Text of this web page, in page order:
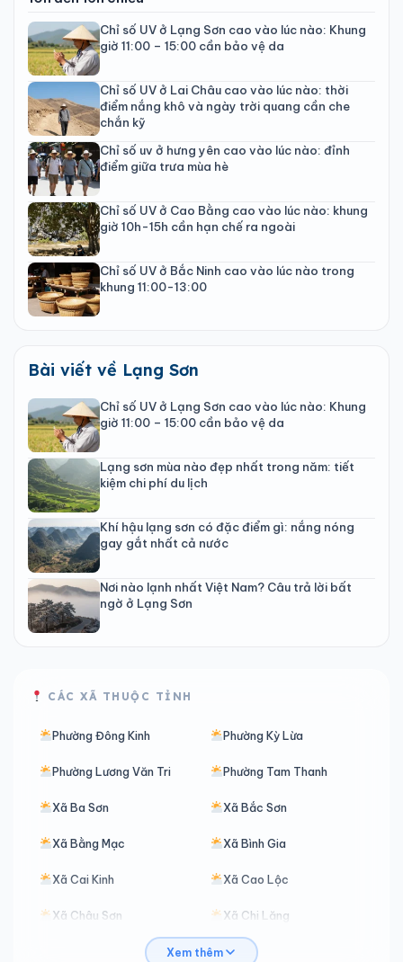
Chỉ số UV ở Lạng Sơn cao vào lúc nào: Khung
giờ 11:00 – 15:00 cần bảo vệ da
Chỉ số UV ở Lai Châu cao vào lúc nào: thời
điểm nắng khô và ngày trời quang cần che
chắn kỹ
Chỉ số uv ở hưng yên cao vào lúc nào: đỉnh
điểm giữa trưa mùa hè
Chỉ số UV ở Cao Bằng cao vào lúc nào: khung
giờ 10h-15h cần hạn chế ra ngoài
Chỉ số UV ở Bắc Ninh cao vào lúc nào trong
khung 11:00-13:00
Bài viết về Lạng Sơn
Chỉ số UV ở Lạng Sơn cao vào lúc nào: Khung
giờ 11:00 – 15:00 cần bảo vệ da
Lạng sơn mùa nào đẹp nhất trong năm: tiết
kiệm chi phí du lịch
Khí hậu lạng sơn có đặc điểm gì: nắng nóng
gay gắt nhất cả nước
Nơi nào lạnh nhất Việt Nam? Câu trả lời bất
ngờ ở Lạng Sơn
CÁC XÃ THUỘC TỈNH
Phường Đông Kinh Phường Kỳ Lừa
Phường Lương Văn Tri Phường Tam Thanh
Xã Ba Sơn Xã Bắc Sơn
Xã Bằng Mạc Xã Bình Gia
Xã Cai Kinh Xã Cao Lộc
Xã Châu Sơn Xã Chi Lăng
Xã Công Sơn
Xem thêm